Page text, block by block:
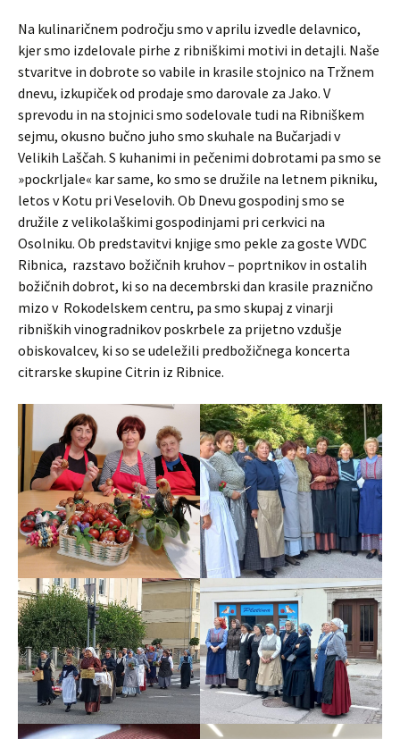
Na kulinaričnem področju smo v aprilu izvedle delavnico,
kjer smo izdelovale pirhe z ribniškimi motivi in detajli. Naše
stvaritve in dobrote so vabile in krasile stojnico na Tržnem
dnevu, izkupiček od prodaje smo darovale za Jako. V
sprevodu in na stojnici smo sodelovale tudi na Ribniškem
sejmu, okusno bučno juho smo skuhale na Bučarjadi v
Velikih Laščah. S kuhanimi in pečenimi dobrotami pa smo se
»pockrljale« kar same, ko smo se družile na letnem pikniku,
letos v Kotu pri Veselovih. Ob Dnevu gospodinj smo se
družile z velikolaškimi gospodinjami pri cerkvici na
Osolniku. Ob predstavitvi knjige smo pekle za goste VVDC
Ribnica, razstavo božičnih kruhov – poprtnikov in ostalih
božičnih dobrot, ki so na decembrski dan krasile praznično
mizo v Rokodelskem centru, pa smo skupaj z vinarji
ribniških vinogradnikov poskrbele za prijetno vzdušje
obiskovalcev, ki so se udeležili predbožičnega koncerta
citrarske skupine Citrin iz Ribnice.